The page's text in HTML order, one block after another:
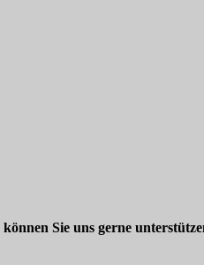
Sie uns gerne